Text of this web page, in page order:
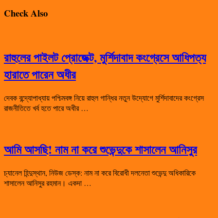
Check Also
রাহুলের পাইলট প্রোজেক্ট, মুর্শিদাবাদ কংগ্রেসে আধিপত্য
হারাতে পারেন অধীর
দেবক বন্দ্যোপাধ্যায় পশ্চিমবঙ্গ নিয়ে রাহুল গান্ধির নতুন উদ্যোগে মুর্শিদাবাদের কংগ্রেস
রাজনীতিতে খর্ব হতে পারে অধীর …
আমি আসছি! নাম না করে শুভেন্দুকে শাসালেন আনিসুর
চ্যানেল হিন্দুস্থান, নিউজ ডেস্ক: নাম না করে বিরোধী দলনেতা শুভেন্দু অধিকারিকে
শাসালেন আনিসুর রহমান। একদা …